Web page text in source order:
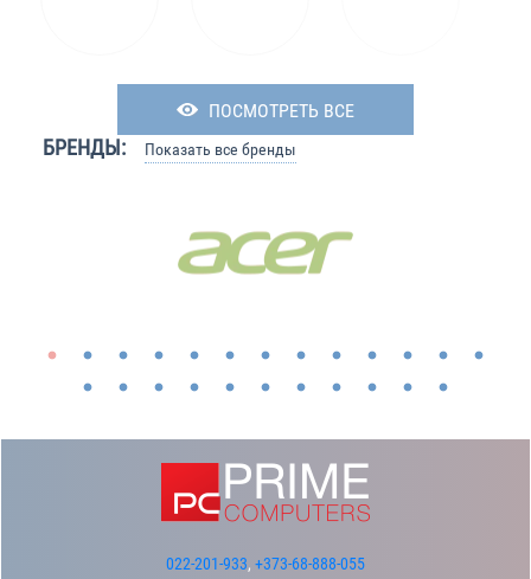
ПОСМОТРЕТЬ ВСЕ
БРЕНДЫ: Показать все бренды
022-201-933, +373-68-888-055